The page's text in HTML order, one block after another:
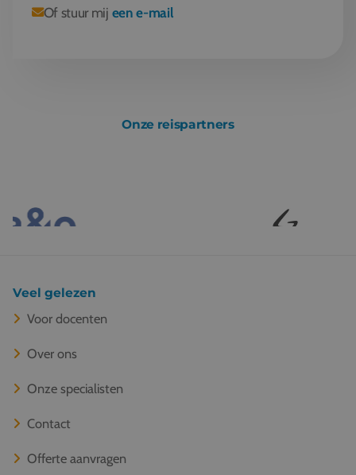
Of stuur mij een e-mail
Onze reispartners
Veel gelezen
Voor docenten
Over ons
Onze specialisten
Contact
Offerte aanvragen